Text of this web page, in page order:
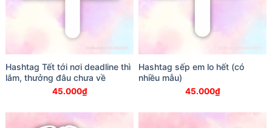
Hashtag Tết tới nơi deadline thì
lắm, thưởng đâu chưa về
45.000₫
Hashtag sếp em lo hết (có
nhiều mẫu)
45.000₫